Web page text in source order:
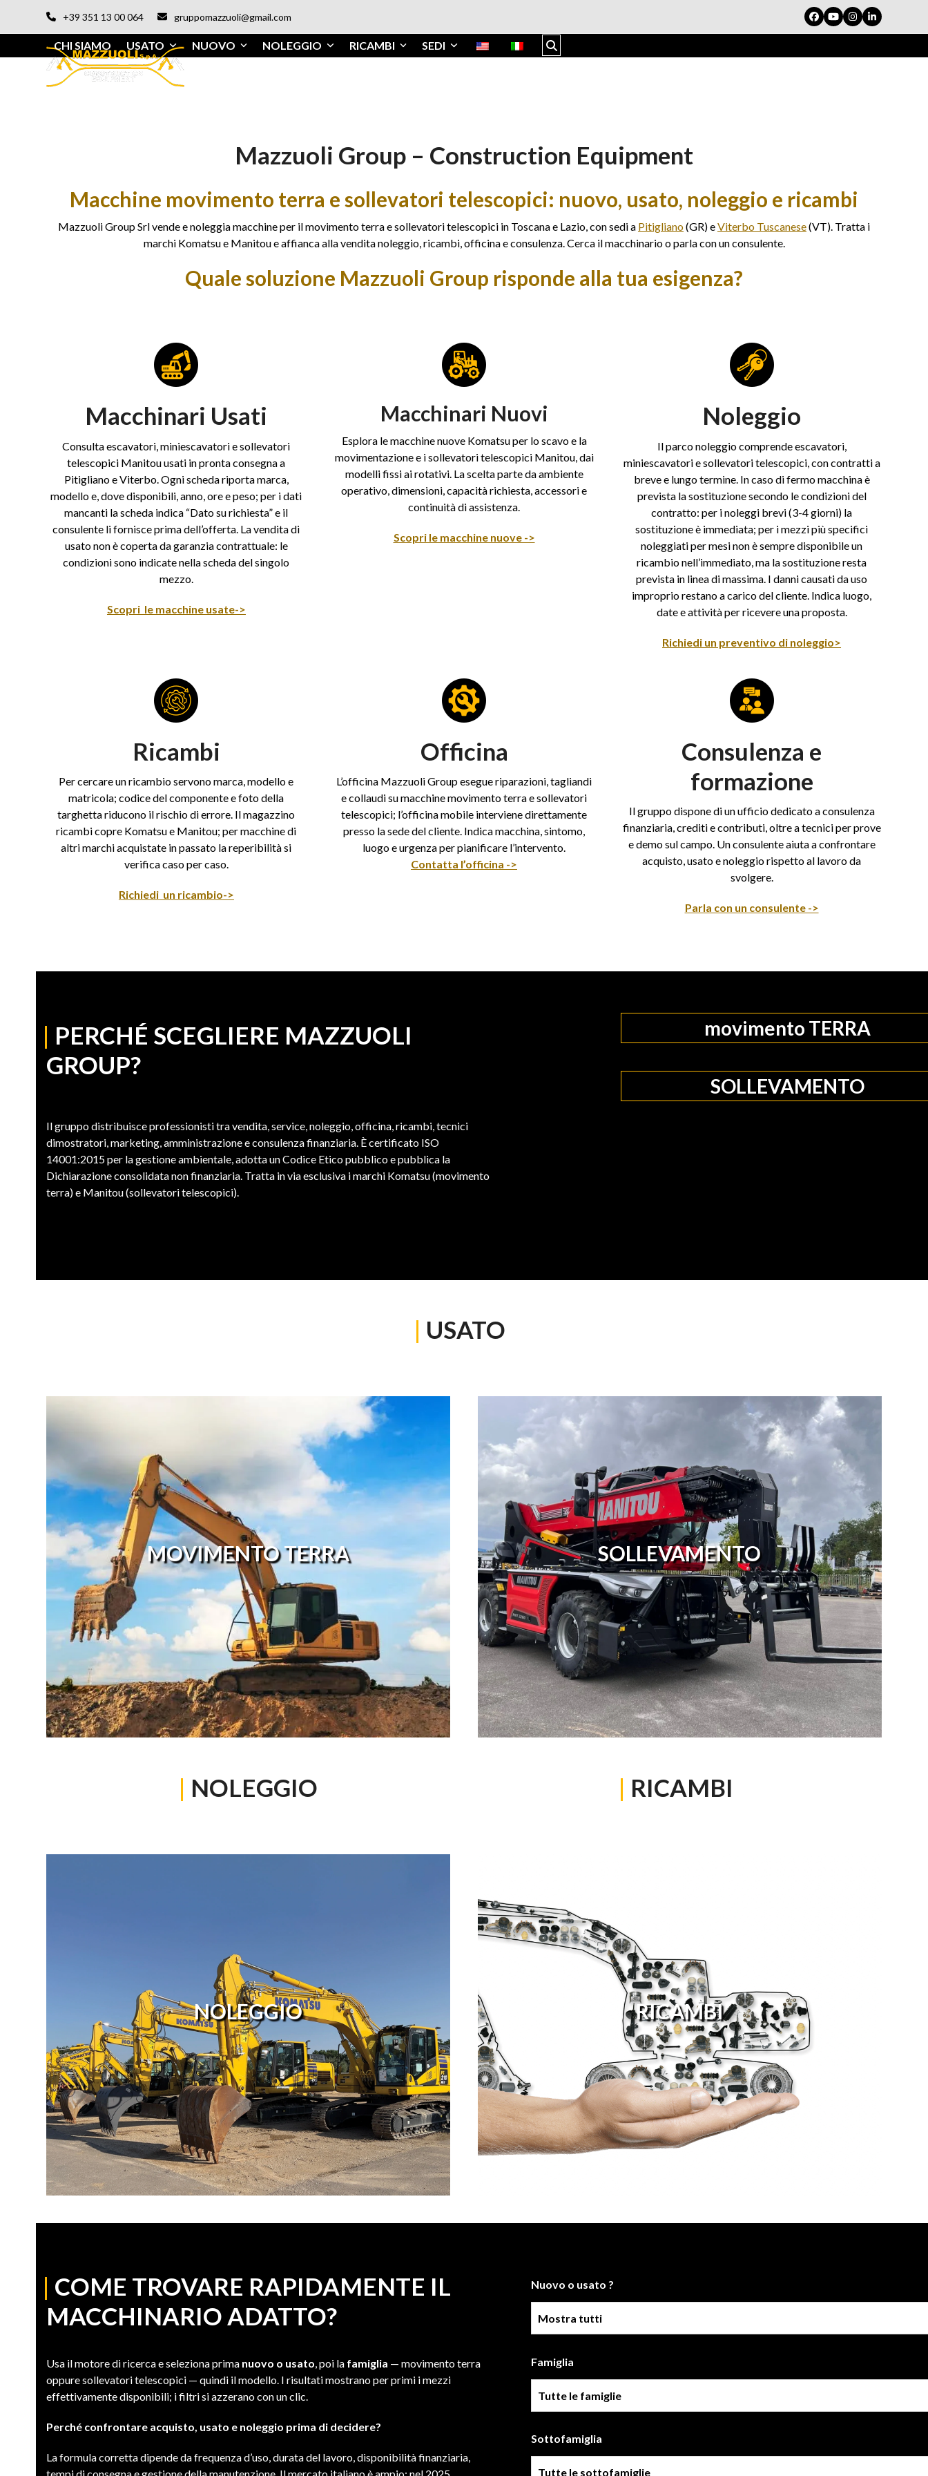
+39 351 13 00 064 gruppomazzuoli@gmail.com Facebook
YouTubeInstagram
LinkedIn
CHI SIAMO USATO NUOVO NOLEGGIO RICAMBI SEDI
Mazzuoli Group – Construction Equipment
Macchine movimento terra e sollevatori telescopici: nuovo, usato, noleggio e ricambi
Mazzuoli Group Srl vende e noleggia macchine per il movimento terra e sollevatori telescopici in Toscana e Lazio, con sedi a Pitigliano(GR) eViterbo Tuscanese(VT). Tratta i
marchi Komatsu e Manitou e affianca alla vendita noleggio, ricambi, officina e consulenza. Cerca il macchinario o parla con un consulente.
Quale soluzione Mazzuoli Group risponde alla tua esigenza?
Macchinari Usati
Consulta escavatori, miniescavatori e sollevatori
telescopici Manitou usati in pronta consegna a
Pitigliano e Viterbo. Ogni scheda riporta marca,
modello e, dove disponibili, anno, ore e peso; per i dati
mancanti la scheda indica “Dato su richiesta” e il
consulente li fornisce prima dell’offerta. La vendita di
usato non è coperta da garanzia contrattuale: le
condizioni sono indicate nella scheda del singolo
mezzo.
Scopri le macchine usate->
Macchinari Nuovi
Esplora le macchine nuove Komatsu per lo scavo e la
movimentazione e i sollevatori telescopici Manitou, dai
modelli fissi ai rotativi. La scelta parte da ambiente
operativo, dimensioni, capacità richiesta, accessori e
continuità di assistenza.
Scopri le macchine nuove ->
Noleggio
Il parco noleggio comprende escavatori,
miniescavatori e sollevatori telescopici, con contratti a
breve e lungo termine. In caso di fermo macchina è
prevista la sostituzione secondo le condizioni del
contratto: per i noleggi brevi (3-4 giorni) la
sostituzione è immediata; per i mezzi più specifici
noleggiati per mesi non è sempre disponibile un
ricambio nell’immediato, ma la sostituzione resta
prevista in linea di massima. I danni causati da uso
improprio restano a carico del cliente. Indica luogo,
date e attività per ricevere una proposta.
Richiedi un preventivo di noleggio>
Ricambi
Per cercare un ricambio servono marca, modello e
matricola; codice del componente e foto della
targhetta riducono il rischio di errore. Il magazzino
ricambi copre Komatsu e Manitou; per macchine di
altri marchi acquistate in passato la reperibilità si
verifica caso per caso.
Richiedi un ricambio->
Officina
L’officina Mazzuoli Group esegue riparazioni, tagliandi
e collaudi su macchine movimento terra e sollevatori
telescopici; l’officina mobile interviene direttamente
presso la sede del cliente. Indica macchina, sintomo,
luogo e urgenza per pianificare l’intervento.
Contatta l’officina ->
Consulenza e
formazione
Il gruppo dispone di un ufficio dedicato a consulenza
finanziaria, crediti e contributi, oltre a tecnici per prove
e demo sul campo. Un consulente aiuta a confrontare
acquisto, usato e noleggio rispetto al lavoro da
svolgere.
Parla con un consulente ->
| PERCHÉ SCEGLIERE MAZZUOLI
GROUP?
Il gruppo distribuisce professionisti tra vendita, service, noleggio, officina, ricambi, tecnici
dimostratori, marketing, amministrazione e consulenza finanziaria. È certificato ISO
14001:2015 per la gestione ambientale, adotta un Codice Etico pubblico e pubblica la
Dichiarazione consolidata non finanziaria. Tratta in via esclusiva i marchi Komatsu (movimento
terra) e Manitou (sollevatori telescopici).
movimento TERRA
SOLLEVAMENTO
| USATO
MOVIMENTO TERRA SOLLEVAMENTO
| NOLEGGIO | RICAMBI
NOLEGGIO RICAMBI
| COME TROVARE RAPIDAMENTE IL
MACCHINARIO ADATTO?
Usa il motore di ricerca e seleziona prima nuovo o usato, poi la famiglia — movimento terra
oppure sollevatori telescopici — quindi il modello. I risultati mostrano per primi i mezzi
effettivamente disponibili; i filtri si azzerano con un clic.
Perché confrontare acquisto, usato e noleggio prima di decidere?
La formula corretta dipende da frequenza d’uso, durata del lavoro, disponibilità finanziaria,
Nuovo o usato ?
Famiglia
Sottofamiglia